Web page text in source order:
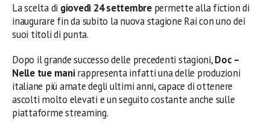
La scelta di giovedì 24 settembrepermette alla fiction di
inaugurare fin da subito la nuova stagione Rai con uno dei
suoi titoli di punta.
Dopo il grande successo delle precedenti stagioni,Doc –
Nelle tue manirappresenta infatti una delle produzioni
italiane più amate degli ultimi anni, capace di ottenere
ascolti molto elevati e un seguito costante anche sulle
piattaforme streaming.